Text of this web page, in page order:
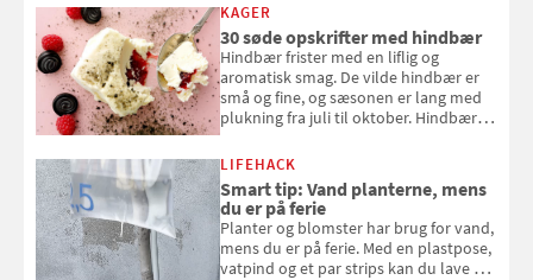
KAGER
30 søde opskrifter med hindbær
Hindbær frister med en liflig og
aromatisk smag. De vilde hindbær er
små og fine, og sæsonen er lang med
plukning fra juli til oktober. Hindbær
kan bruge dine hindbær i alt fra
bagværk og salater til is og syltning.
LIFEHACK
Smart tip: Vand planterne, mens
du er på ferie
Planter og blomster har brug for vand,
mens du er på ferie. Med en plastpose,
vatpind og et par strips kan du lave dit